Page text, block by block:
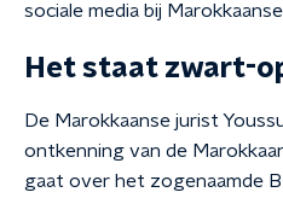
sociale media bij
Het staat zwart-
De Marokkaanse jurist
ontkenning van de
gaat over het zogenaamde